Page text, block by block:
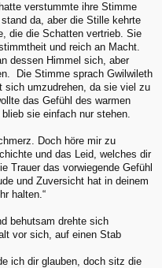
verstummte ihre Stimme
da, aber die Stille kehrte
die die Schatten vertrieb. Sie
und reich an Macht.
dessen Himmel sich, aber
Die Stimme sprach Gwilwileth
sich umzudrehen, da sie viel zu
das Gefühl des warmen
sie einfach nur stehen.
Doch höre mir zu
und das Leid, welches dir
Trauer das vorwiegende Gefühl
und Zuversicht hat in deinem
halten.“
behutsam drehte sich
vor sich, auf einen Stab
ich dir glauben, doch sitz die